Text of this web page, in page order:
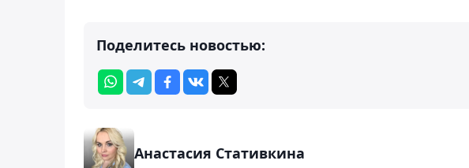
Поделитесь новостью:
Анастасия Стативкина